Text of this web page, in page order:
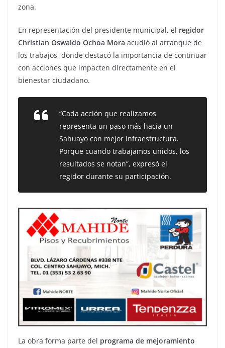
zona.
En representación del presidente municipal, el regidor
Christian Oswaldo Ochoa Mora acudió al arranque de
los trabajos, donde destacó la importancia de continuar
con acciones que impacten directamente en el
bienestar ciudadano.
“Cada acción que realizamos
representa un paso más hacia un
Sahuayo con mejor infraestructura.
Porque cuando trabajamos unidos, los
resultados se notan”, expresó el
regidor durante su participación.
La obra forma parte del programa de mejoramiento